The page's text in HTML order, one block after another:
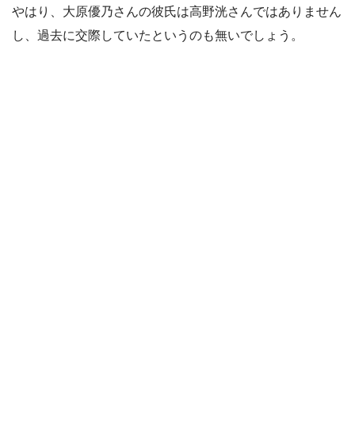
やはり、大原優乃さんの彼氏は高野洸さんではありません
し、過去に交際していたというのも無いでしょう。